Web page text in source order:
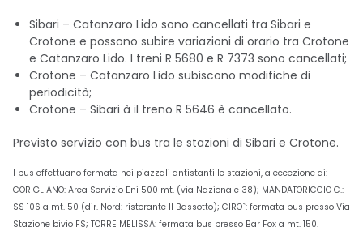
Sibari – Catanzaro Lido sono cancellati tra Sibari e
Crotone e possono subire variazioni di orario tra Crotone
e Catanzaro Lido. I treni R 5680 e R 7373 sono cancellati;
Crotone – Catanzaro Lido subiscono modifiche di
periodicità;
Crotone – Sibari à il treno R 5646 è cancellato.
Previsto servizio con bus tra le stazioni di Sibari e Crotone.
I bus effettuano fermata nei piazzali antistanti le stazioni, a eccezione di:
CORIGLIANO: Area Servizio Eni 500 mt. (via Nazionale 38); MANDATORICCIO C.:
SS 106 a mt. 50 (dir. Nord: ristorante Il Bassotto); CIRO`: fermata bus presso Via
Stazione bivio FS; TORRE MELISSA: fermata bus presso Bar Fox a mt. 150.